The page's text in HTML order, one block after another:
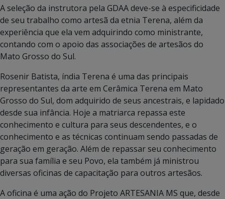
A seleção da instrutora pela GDAA deve-se à especificidade
de seu trabalho como artesã da etnia Terena, além da
experiência que ela vem adquirindo como ministrante,
contando com o apoio das associações de artesãos do
Mato Grosso do Sul.
Rosenir Batista, índia Terena é uma das principais
representantes da arte em Cerâmica Terena em Mato
Grosso do Sul, dom adquirido de seus ancestrais, e lapidado
desde sua infância. Hoje a matriarca repassa este
conhecimento e cultura para seus descendentes, e o
conhecimento e as técnicas continuam sendo passadas de
geração em geração. Além de repassar seu conhecimento
para sua família e seu Povo, ela também já ministrou
diversas oficinas de capacitação para outros artesãos.
A oficina é uma ação do Projeto ARTESANIA MS que, desde